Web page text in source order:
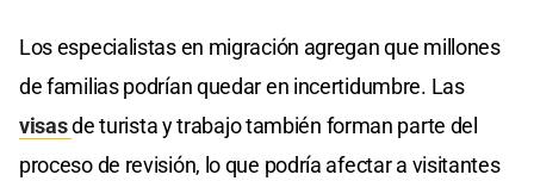
Los especialistas en migración agregan que millones
de familias podrían quedar en incertidumbre. Las
visasde turista y trabajo también forman parte del
proceso de revisión, lo que podría afectar a visitantes